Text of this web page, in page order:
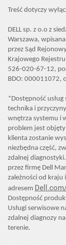
Treść dotyczy
DELL sp. z o.o z
Warszawa,
przez Sąd
Krajowego
526-020-67-12,
BDO: 000011072,
*Dostępność
technika i
wnętrza systemu i
problem jest
klienta zostanie
niezbędna część,
zdalnej
przez firmę Dell
zależności od kraju
adresem
Dostępność
Usługi serwisowe
zdalnej diagnozy
terenie.